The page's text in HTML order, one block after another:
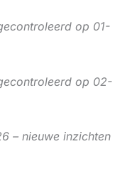
op 01-
op 02-
– nieuwe inzichten